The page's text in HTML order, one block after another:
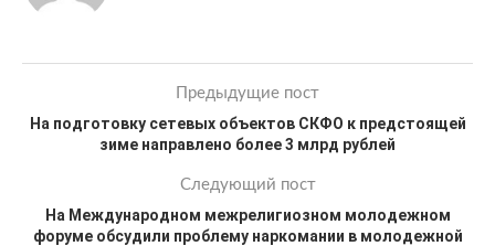
Предыдущие пост
На подготовку сетевых объектов СКФО к предстоящей
зиме направлено более 3 млрд рублей
Следующий пост
На Международном межрелигиозном молодежном
форуме обсудили проблему наркомании в молодежной